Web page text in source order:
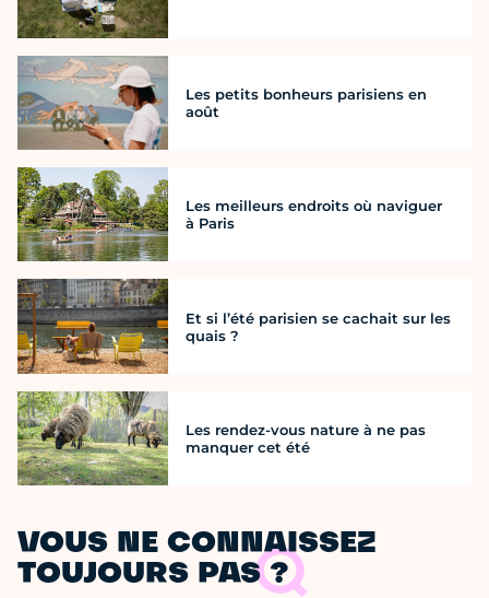
Les petits bonheurs parisiens en
août
Les meilleurs endroits où naviguer
à Paris
Et si l’été parisien se cachait sur les
quais ?
Les rendez-vous nature à ne pas
manquer cet été
VOUS NE CONNAISSEZ
TOUJOURS PAS ?